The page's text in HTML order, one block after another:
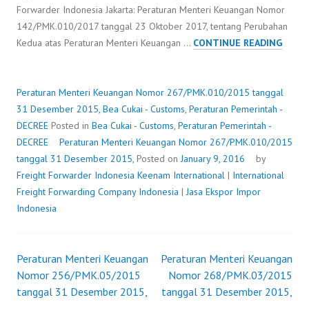
Forwarder Indonesia Jakarta: Peraturan Menteri Keuangan Nomor
142/PMK.010/2017 tanggal 23 Oktober 2017, tentang Perubahan
Kedua atas Peraturan Menteri Keuangan … CONTINUE READING
267/
31
2015,
Peraturan Menteri Keuangan Nomor 267/PMK.010/2015 tanggal
31 Desember 2015, Bea Cukai - Customs, Peraturan Pemerintah -
DECREE Posted in Bea Cukai - Customs, Peraturan Pemerintah -
DECREE
Peraturan Menteri Keuangan Nomor 267/PMK.010/2015
tanggal 31 Desember 2015, Posted onJanuary 9, 2016
by
Freight Forwarder Indonesia Keenam International | International
Freight Forwarding Company Indonesia |Jasa Ekspor Impor
Indonesia
Post
navigation
Peraturan Menteri Keuangan
Nomor 256/PMK.05/2015
tanggal 31 Desember 2015,
Peraturan Menteri Keuangan
Nomor 268/PMK.03/2015
tanggal 31 Desember 2015,